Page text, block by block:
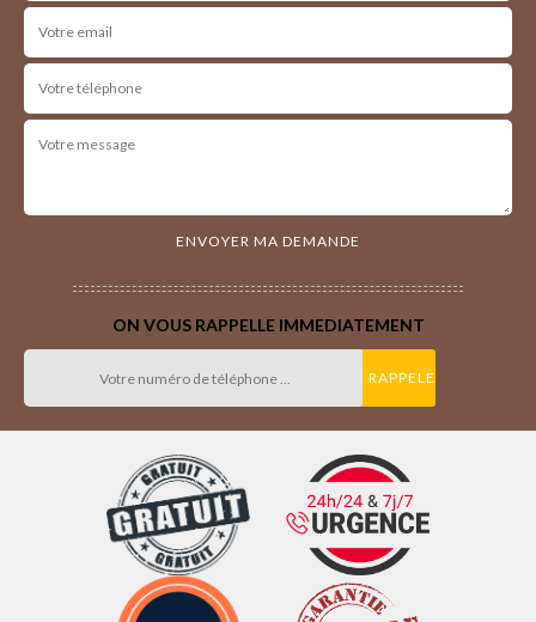
ON VOUS RAPPELLE IMMEDIATEMENT